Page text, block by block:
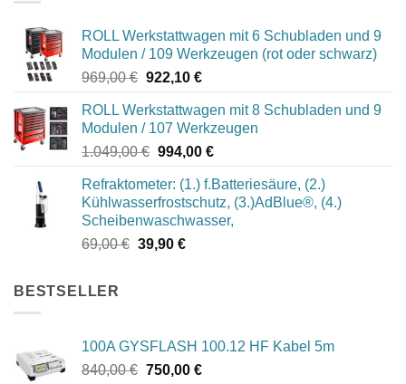
ROLL Werkstattwagen mit 6 Schubladen und 9
Modulen / 109 Werkzeugen (rot oder schwarz)
969,00€ Ursprünglicher
war:
969,00 €
922,10 €Aktueller
ist:
922,10 €.
ROLL Werkstattwagen mit 8 Schubladen und 9
Modulen / 107 Werkzeugen
1.049,00€ Ursprünglicher
war:
1.049,00 €
994,00 €Aktueller
ist:
994,00 €.
Refraktometer: (1.) f.Batteriesäure, (2.)
Kühlwasserfrostschutz, (3.)AdBlue®, (4.)
Scheibenwaschwasser,
69,00€ Ursprünglicher
39,90 €Aktueller
BESTSELLER
100A GYSFLASH 100.12 HF Kabel 5m
840,00€ Ursprünglicher
750,00 €Aktueller